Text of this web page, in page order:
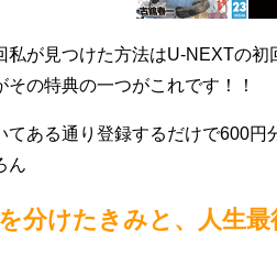
私が見つけた方法はU-NEXTの
その特典の一つがこれです！！
てある通り登録するだけで600円
ん
分けたきみと、人生